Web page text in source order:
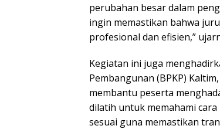
perubahan besar dalam
ingin memastikan bahwa
profesional dan efisien,”
Kegiatan ini juga
Pembangunan (BPKP)
membantu peserta
dilatih untuk memahami
sesuai guna memastikan